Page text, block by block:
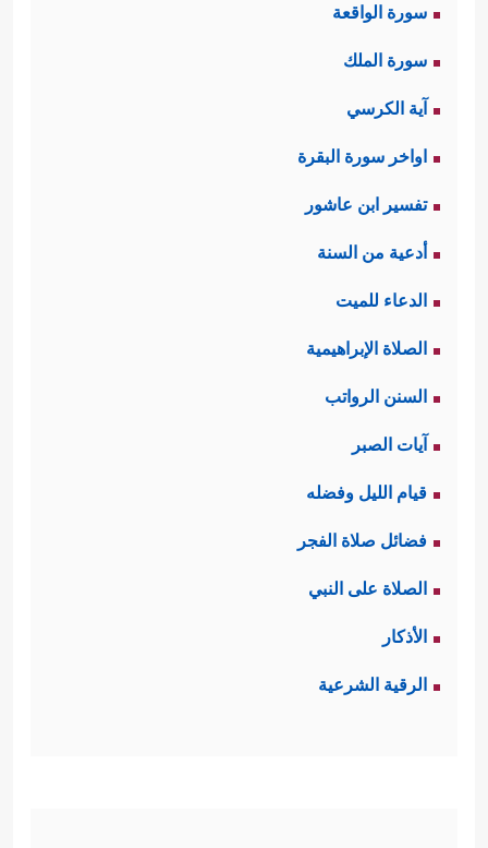
سورة الواقعة
سورة الملك
آية الكرسي
اواخر سورة البقرة
تفسير ابن عاشور
أدعية من السنة
الدعاء للميت
الصلاة الإبراهيمية
السنن الرواتب
آيات الصبر
قيام الليل وفضله
فضائل صلاة الفجر
الصلاة على النبي
الأذكار
الرقية الشرعية